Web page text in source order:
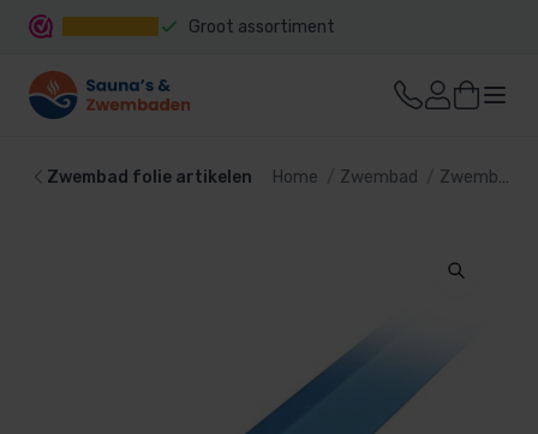
Groot assortiment
Zwembad folie artikelen Home Zwembad Zwembad bekleding